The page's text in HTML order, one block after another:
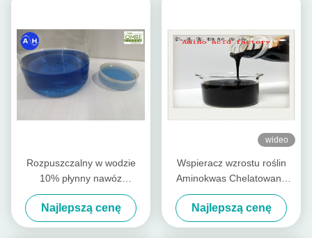
Rozpuszczalny w wodzie
10% płynny nawóz
zawierający aminokwasy
cynkowe PH8
Najlepszą cenę
wideo
Wspieracz wzrostu roślin
Aminokwas Chelatowany
Ca-Mg Płynne nawozy
organiczne specjalne dla
drzew owocowych
Najlepszą cenę